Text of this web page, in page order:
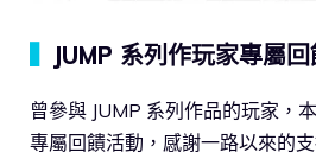
JUMP 系列作玩家專屬
曾參與 JUMP 系列作品的玩家，
專屬回饋活動，感謝一路以來的